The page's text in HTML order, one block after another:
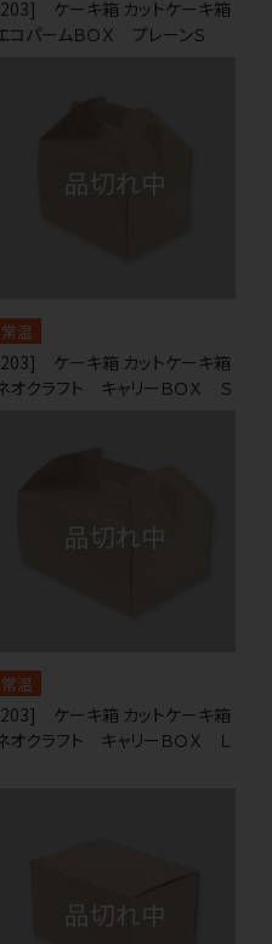
ケーキ箱 カットケーキ箱
コパームＢＯＸ プレーンＳ
常温
ケーキ箱 カットケーキ箱
オクラフト キャリーＢＯＸ Ｓ
常温
ケーキ箱 カットケーキ箱
オクラフト キャリーＢＯＸ Ｌ